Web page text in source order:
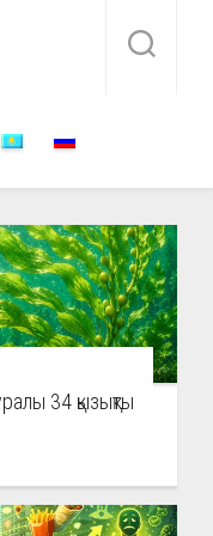
34 қызықты